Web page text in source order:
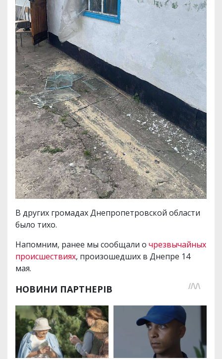
В других громадах Днепропетровской области
было тихо.
Напомним, ранее мы сообщали о чрезвычайных
происшествиях, произошедших в Днепре 14
мая.